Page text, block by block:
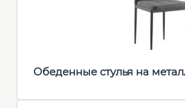
Обеденные стулья на